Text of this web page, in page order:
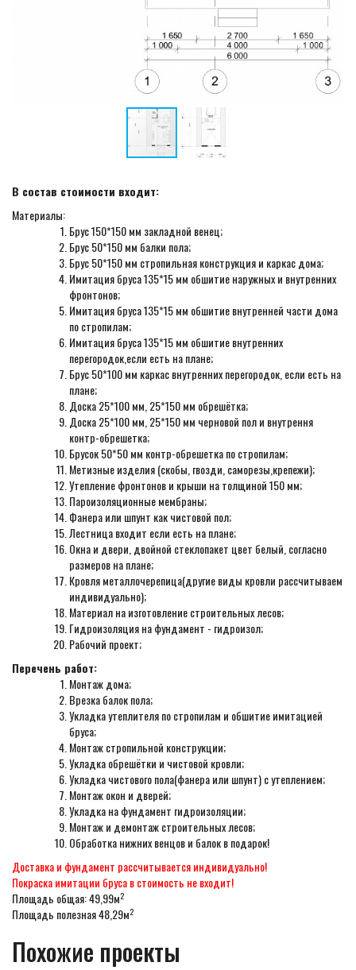
В состав стоимости входит:
Материалы:
Брус 150*150 мм закладной венец;
Брус 50*150 мм балки пола;
Брус 50*150 мм стропильная конструкция и каркас дома;
Имитация бруса 135*15 мм обшитие наружных и внутренних
фронтонов;
Имитация бруса 135*15 мм обшитие внутренней части дома
по стропилам;
Имитация бруса 135*15 мм обшитие внутренних
перегородок,если есть на плане;
Брус 50*100 мм каркас внутренних перегородок, если есть на
плане;
Доска 25*100 мм, 25*150 мм обрешётка;
Доска 25*100 мм, 25*150 мм черновой пол и внутрення
контр-обрешетка;
Брусок 50*50 мм контр-обрешетка по стропилам;
Метизные изделия (скобы, гвозди, саморезы,крепежи);
Утепление фронтонов и крыши на толщиной 150 мм;
Пароизоляционные мембраны;
Фанера или шпунт как чистовой пол;
Лестница входит если есть на плане;
Окна и двери, двойной стеклопакет цвет белый, согласно
размеров на плане;
Кровля металлочерепица(другие виды кровли рассчитываем
индивидуально);
Материал на изготовление строительных лесов;
Гидроизоляция на фундамент - гидроизол;
Рабочий проект;
Перечень работ:
Монтаж дома;
Врезка балок пола;
Укладка утеплителя по стропилам и обшитие имитацией
бруса;
Монтаж стропильной конструкции;
Укладка обрешётки и чистовой кровли;
Укладка чистового пола(фанера или шпунт) с утеплением;
Монтаж окон и дверей;
Укладка на фундамент гидроизоляции;
Монтаж и демонтаж строительных лесов;
Обработка нижних венцов и балок в подарок!
Доставка и фундамент рассчитывается индивидуально!
Покраска имитации бруса в стоимость не входит!
Площадь общая: 49,99м2
Площадь полезная 48,29м2
Похожие проекты